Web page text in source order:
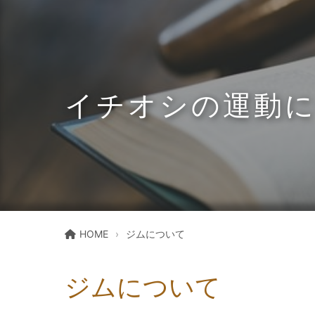
イチオシの運動
HOME ジムについて
ジムについて